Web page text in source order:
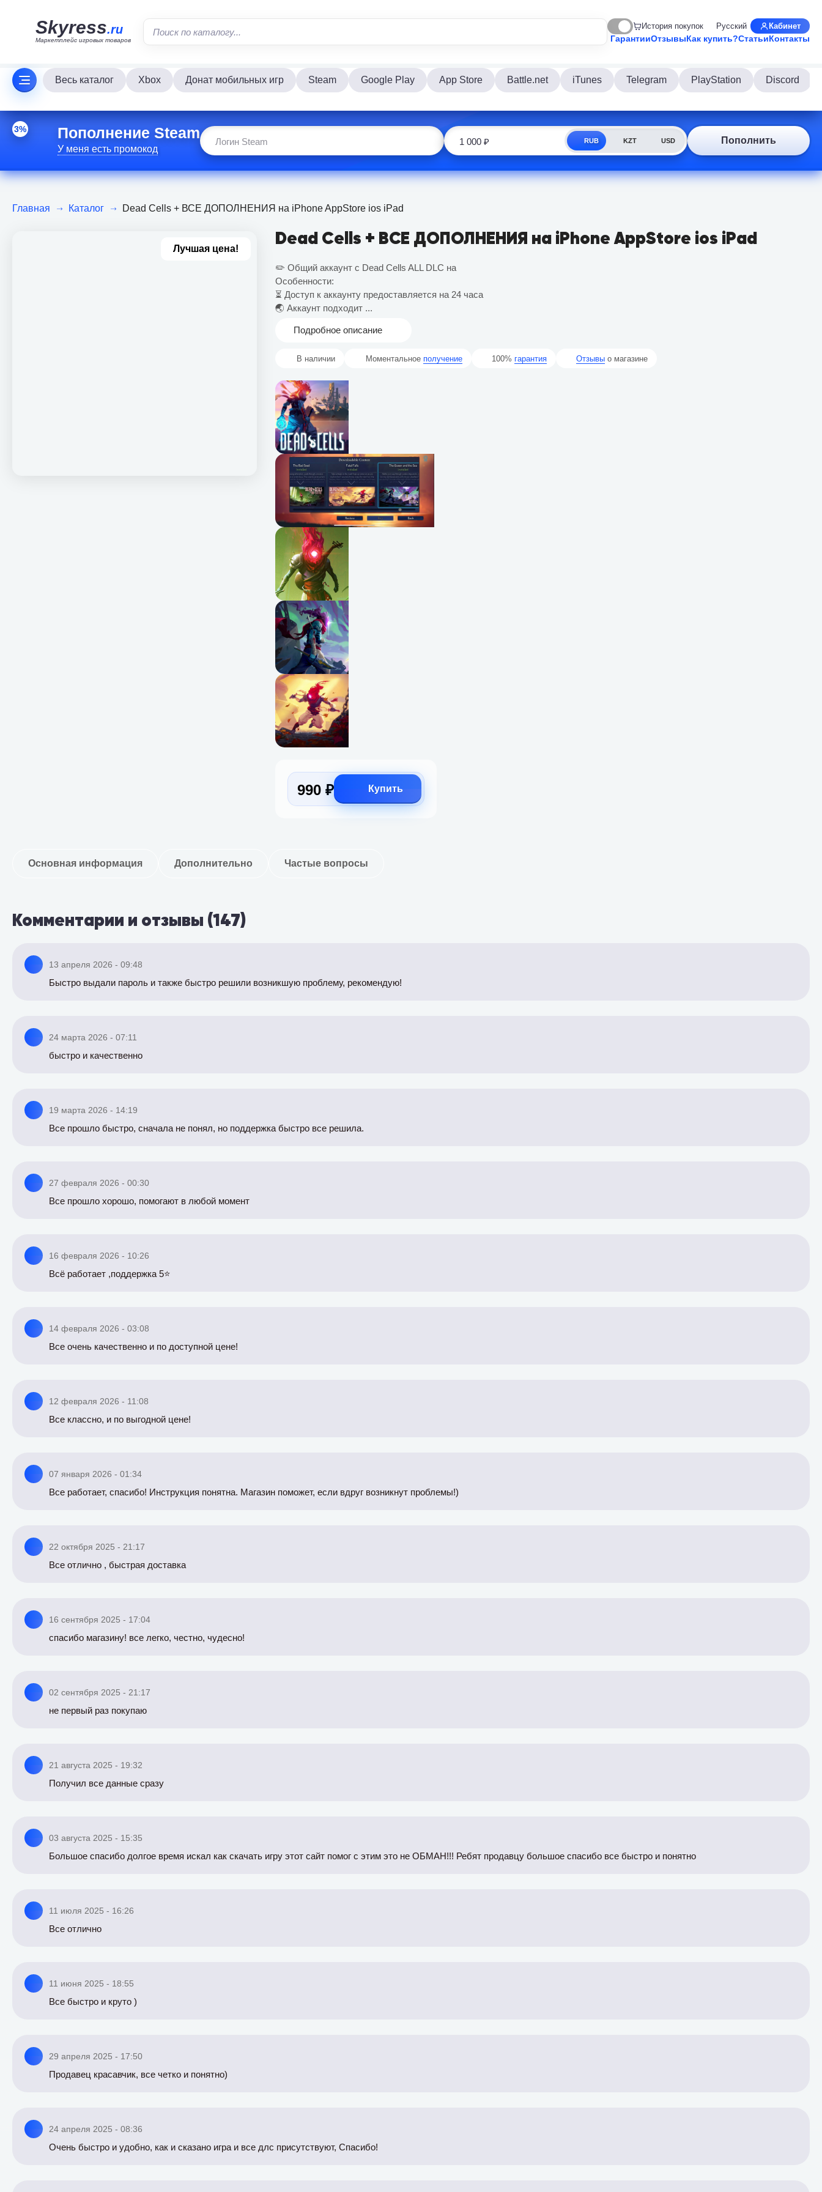
Skyress.ru
Маркетплейс игровых товаров
История покупок Русский Кабинет
ГарантииОтзывыКак купить?СтатьиКонтакты
Весь каталог Xbox Донат мобильных игр Steam Google Play App Store Battle.net iTunes Telegram PlayStation Discord
3% Пополнение Steam
У меня есть промокод
RUB KZT USD Пополнить
Главная Каталог Dead Cells + ВСЕ ДОПОЛНЕНИЯ на iPhone AppStore ios iPad
Лучшая цена! Dead Cells + ВСЕ ДОПОЛНЕНИЯ на iPhone AppStore ios iPad
✏️ Общий аккаунт с Dead Cells ALL DLC на
Особенности:
⏳ Доступ к аккаунту предоставляется на 24 часа
🌏 Аккаунт подходит ...
Подробное описание
В наличии Моментальное получение 100% гарантия Отзывы о магазине
990 ₽ Купить
Основная информация Дополнительно Частые вопросы
Комментарии и отзывы (147)
13 апреля 2026 - 09:48
Быстро выдали пароль и также быстро решили возникшую проблему, рекомендую!
24 марта 2026 - 07:11
быстро и качественно
19 марта 2026 - 14:19
Все прошло быстро, сначала не понял, но поддержка быстро все решила.
27 февраля 2026 - 00:30
Все прошло хорошо, помогают в любой момент
16 февраля 2026 - 10:26
Всё работает ,поддержка 5⭐️
14 февраля 2026 - 03:08
Все очень качественно и по доступной цене!
12 февраля 2026 - 11:08
Все классно, и по выгодной цене!
07 января 2026 - 01:34
Все работает, спасибо! Инструкция понятна. Магазин поможет, если вдруг возникнут проблемы!)
22 октября 2025 - 21:17
Все отлично , быстрая доставка
16 сентября 2025 - 17:04
спасибо магазину! все легко, честно, чудесно!
02 сентября 2025 - 21:17
не первый раз покупаю
21 августа 2025 - 19:32
Получил все данные сразу
03 августа 2025 - 15:35
Большое спасибо долгое время искал как скачать игру этот сайт помог с этим это не ОБМАН!!! Ребят продавцу большое спасибо все быстро и понятно
11 июля 2025 - 16:26
Все отлично
11 июня 2025 - 18:55
Все быстро и круто )
29 апреля 2025 - 17:50
Продавец красавчик, все четко и понятно)
24 апреля 2025 - 08:36
Очень быстро и удобно, как и сказано игра и все длс присутствуют, Спасибо!